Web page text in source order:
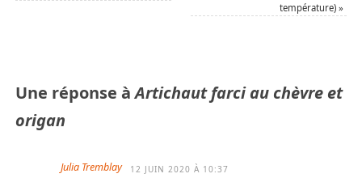
température)»
Une réponse àArtichaut farci au chèvre et
origan
Julia Tremblay 12 JUIN 2020 À 10:37